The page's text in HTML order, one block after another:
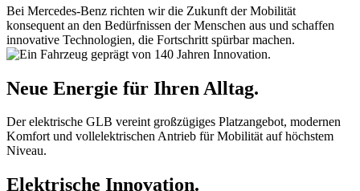
Bei Mercedes-Benz richten wir die Zukunft der Mobilität
konsequent an den Bedürfnissen der Menschen aus und schaffen
innovative Technologien, die Fortschritt spürbar machen.
Neue Energie für Ihren Alltag.
Der elektrische GLB vereint großzügiges Platzangebot, modernen
Komfort und vollelektrischen Antrieb für Mobilität auf höchstem
Niveau.
Elektrische Innovation.